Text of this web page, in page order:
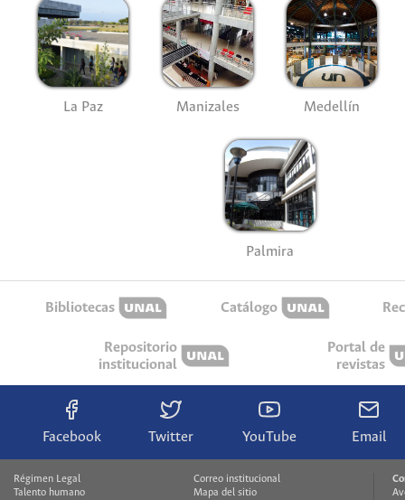
La Paz Manizales Medellín
Palmira
Bibliotecas Catálogo
Repositorio
institucional
Portal de
revistas
Facebook Twitter YouTube Email
Régimen Legal
Talento humano
Correo institucional
Mapa del sitio